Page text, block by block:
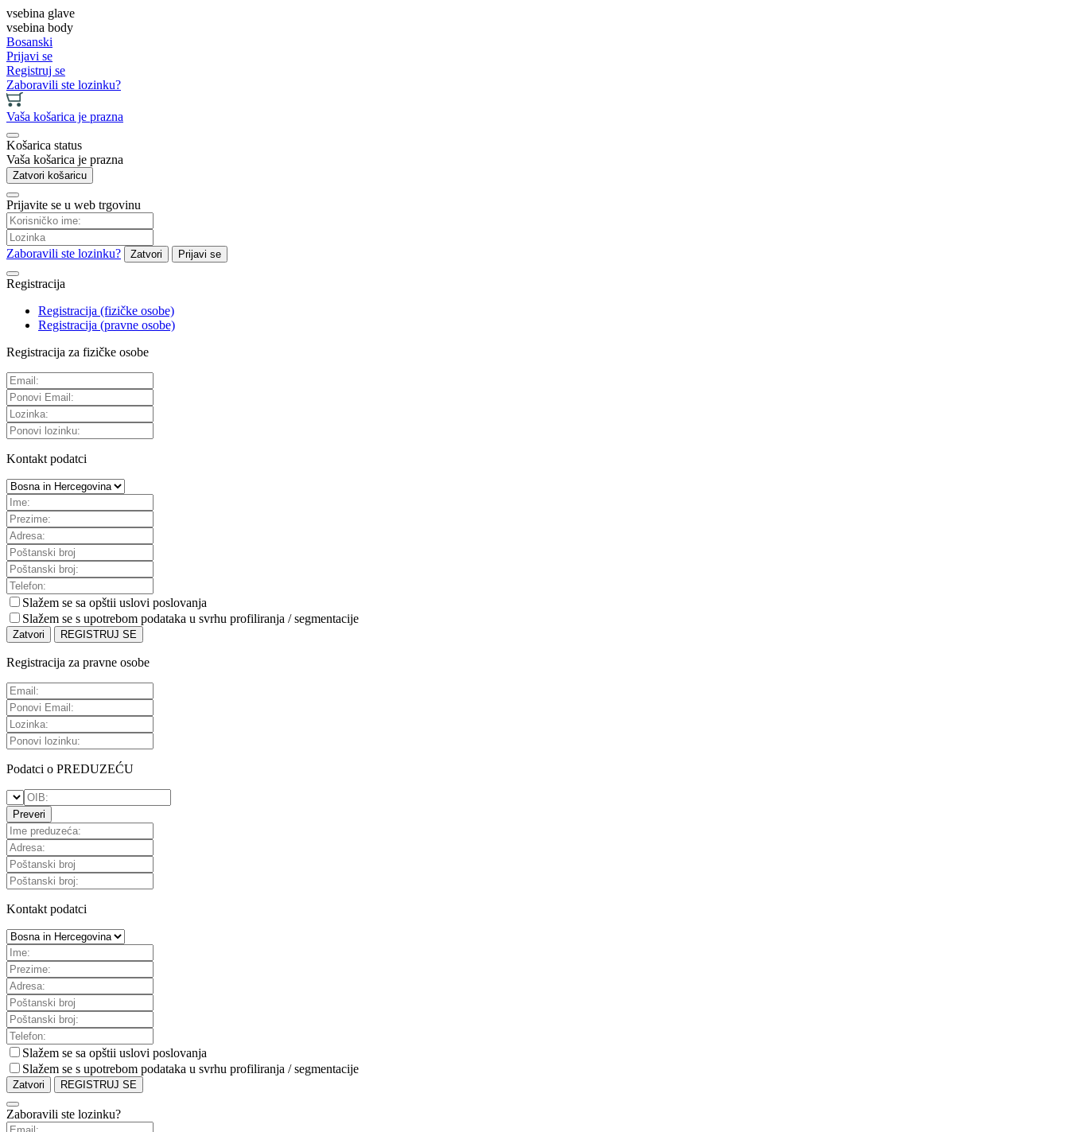
vsebina glave
vsebina body
Bosanski
Prijavi se
Registruj se
Zaboravili ste lozinku?
Vaša košarica je prazna
Košarica status
Vaša košarica je prazna
Zatvori košaricu
Prijavite se u web trgovinu
Zaboravili ste lozinku? Zatvori Prijavi se
Registracija
Registracija (fizičke osobe)
Registracija (pravne osobe)
Registracija za fizičke osobe
Kontakt podatci
Slažem se sa opštii uslovi poslovanja
Slažem se s upotrebom podataka u svrhu profiliranja / segmentacije
Zatvori REGISTRUJ SE
Registracija za pravne osobe
Podatci o PREDUZEĆU
Preveri
Kontakt podatci
Slažem se sa opštii uslovi poslovanja
Slažem se s upotrebom podataka u svrhu profiliranja / segmentacije
Zatvori REGISTRUJ SE
Zaboravili ste lozinku?